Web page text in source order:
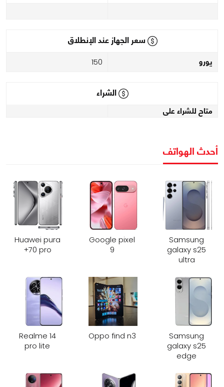
سعر الجهاز عند الإنطلاق
يورو 150
الشراء
متاح للشراء على
أحدث الهواتف
Samsung
galaxy s25
ultra
Google pixel
9
Huawei pura
70 pro+
Samsung
galaxy s25
edge
Oppo find n3
Realme 14
pro lite